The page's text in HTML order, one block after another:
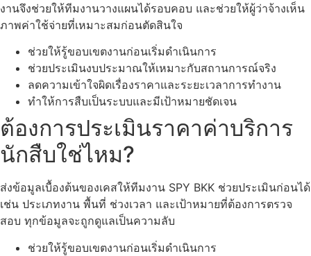
งานจึงช่วยให้ทีมงานวางแผนได้รอบคอบ และช่วยให้ผู้ว่าจ้างเห็น
ภาพค่าใช้จ่ายที่เหมาะสมก่อนตัดสินใจ
ช่วยให้รู้ขอบเขตงานก่อนเริ่มดำเนินการ
ช่วยประเมินงบประมาณให้เหมาะกับสถานการณ์จริง
ลดความเข้าใจผิดเรื่องราคาและระยะเวลาการทำงาน
ทำให้การสืบเป็นระบบและมีเป้าหมายชัดเจน
ต้องการประเมินราคาค่าบริการ
นักสืบใช่ไหม?
ส่งข้อมูลเบื้องต้นของเคสให้ทีมงาน SPY BKK ช่วยประเมินก่อนได้
เช่น ประเภทงาน พื้นที่ ช่วงเวลา และเป้าหมายที่ต้องการตรวจ
สอบ ทุกข้อมูลจะถูกดูแลเป็นความลับ
ช่วยให้รู้ขอบเขตงานก่อนเริ่มดำเนินการ